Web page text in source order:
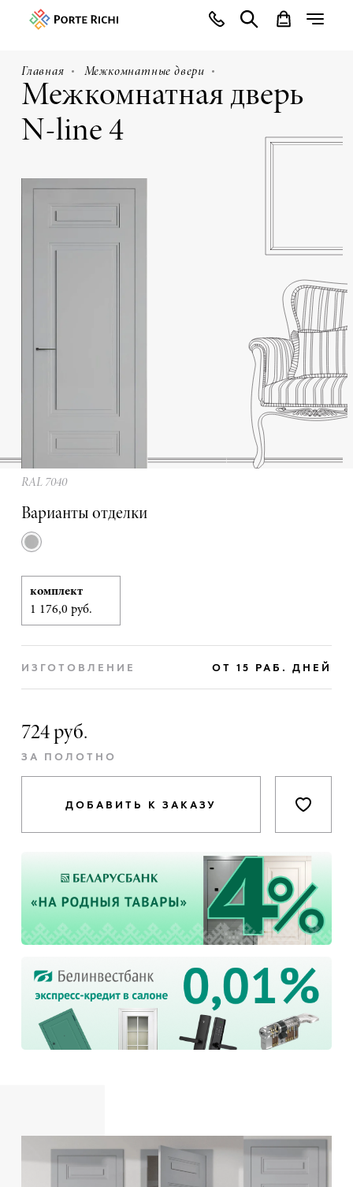
ИЗГОТОВЛЕНИЕ ОТ 15 РАБ. ДНЕЙ
724 руб.
ЗА ПОЛОТНО
ДОБАВИТЬ К ЗАКАЗУ
Главная Межкомнатные двери
Межкомнатная дверь
N-line 4
RAL 7040
Варианты отделки
комплект
1 176,0 руб.